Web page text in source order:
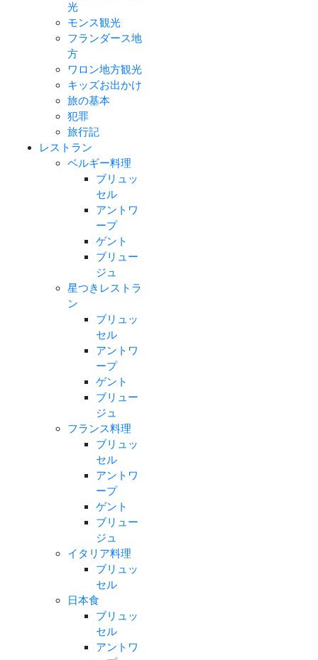
光
モンス観光
フランダース地
方
ワロン地方観光
キッズお出かけ
旅の基本
犯罪
旅行記
レストラン
ベルギー料理
ブリュッ
セル
アントワ
ープ
ゲント
ブリュー
ジュ
星つきレストラ
ン
ブリュッ
セル
アントワ
ープ
ゲント
ブリュー
ジュ
フランス料理
ブリュッ
セル
アントワ
ープ
ゲント
ブリュー
ジュ
イタリア料理
ブリュッ
セル
日本食
ブリュッ
セル
アントワ